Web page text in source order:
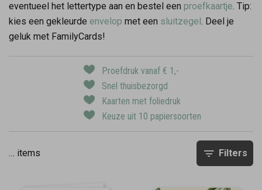
eventueel het lettertype aan en bestel een proefkaartje. Tip:
kies een gekleurde envelop met een sluitzegel. Deel je
geluk met FamilyCards!
Proefdruk vanaf € 1,-
Snel thuisbezorgd
Kaarten met foliedruk
Keuze uit 10 papiersoorten
… items Filters